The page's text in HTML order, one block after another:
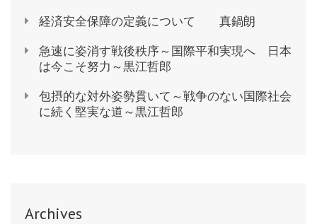
経済安全保障の定義について 真鍋朗
急速に姿消す戦後秩序～国際平和実現へ 日本
は今こそ努力～黒江哲郎
包摂的な対外姿勢貫いて～戦争のない国際社会
に続く堅実な道～黒江哲郎
Archives